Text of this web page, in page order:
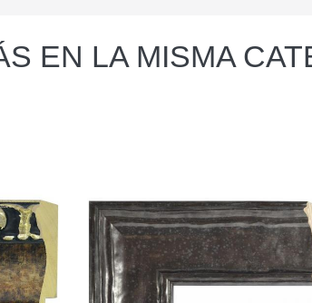
EN LA MISMA